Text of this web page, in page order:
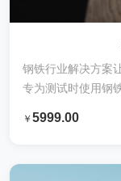
钢铁行业解决方案
专为测试时使用钢
钢铁行业解决方案
￥ 5999.00